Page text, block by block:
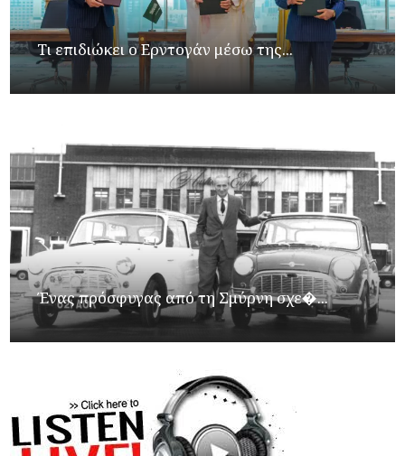
Τι επιδιώκει ο Ερντογάν μέσω της...
Ένας πρόσφυγας από τη Σμύρνη σχε�...